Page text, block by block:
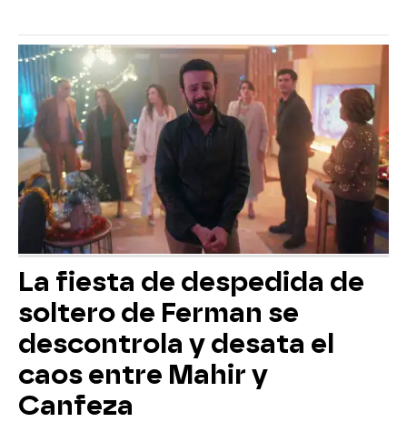
La fiesta de despedida de
soltero de Ferman se
descontrola y desata el
caos entre Mahir y
Canfeza